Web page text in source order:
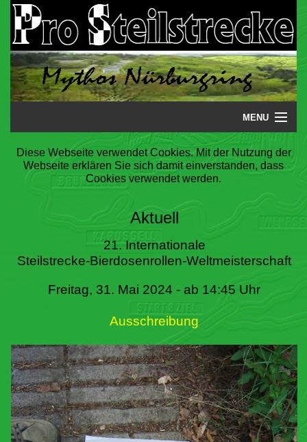
MENU
Startseite
Steilstrecke
Literatur
Termine
Diese Webseite verwendet Cookies. Mit der Nutzung der
Webseite erklären Sie sich damit einverstanden, dass
Cookies verwendet werden.
Aktuell
21. Internationale
Steilstrecke-Bierdosenrollen-Weltmeisterschaft
Freitag, 31. Mai 2024 - ab 14:45 Uhr
Ausschreibung